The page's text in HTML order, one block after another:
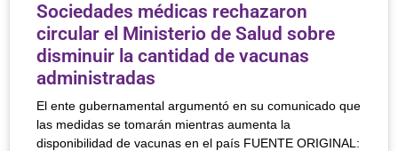
Sociedades médicas rechazaron
circular el Ministerio de Salud sobre
disminuir la cantidad de vacunas
administradas
El ente gubernamental argumentó en su comunicado que
las medidas se tomarán mientras aumenta la
disponibilidad de vacunas en el país FUENTE ORIGINAL: